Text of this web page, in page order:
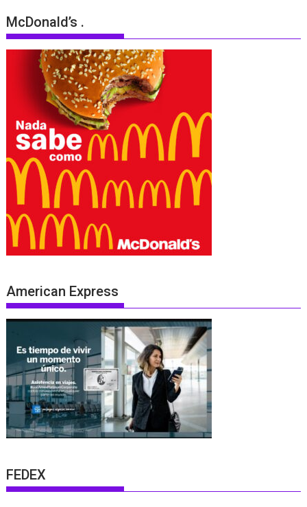
McDonald’s .
American Express
FEDEX